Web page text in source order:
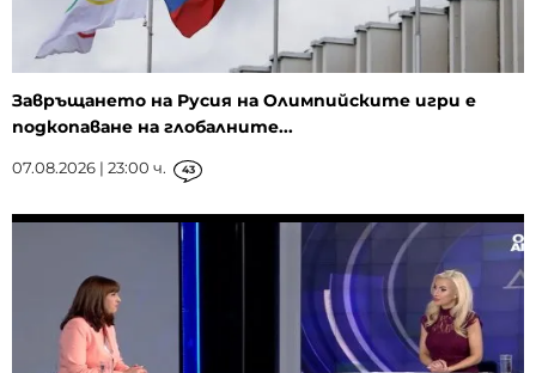
Завръщането на Русия на Олимпийските игри е
подкопаване на глобалните...
07.08.2026 | 23:00 ч. 43